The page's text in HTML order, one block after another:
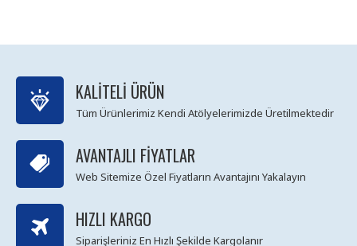
KALITELI ÜRÜN
Tüm Ürünlerimiz Kendi Atölyelerimizde Üretilmektedir
AVANTAJLI FIYATLAR
Web Sitemize Özel Fiyatların Avantajını Yakalayın
HIZLI KARGO
Siparişleriniz En Hızlı Şekilde Kargolanır